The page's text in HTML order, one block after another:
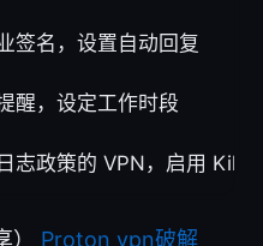
签名，设置自动回复
醒，设定工作时段
志政策的 VPN，启用 Kill
） Proton vpn破解